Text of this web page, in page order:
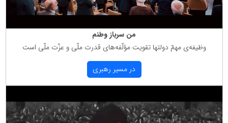
من سرباز وطنم
وظیفه‌ی مهمّ دولتها تقویت مؤلّفه‌های قدرت ملّی و عزّت ملّی است
در مسیر رهبری